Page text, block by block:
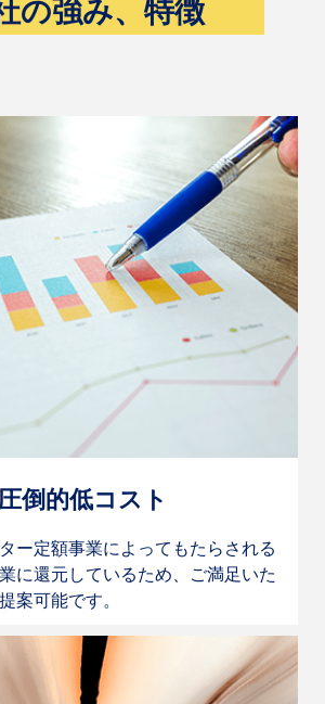
の強み、特徴
圧倒的低コスト
ー定額事業によってもたらされる
に還元しているため、ご満足いた
案可能です。